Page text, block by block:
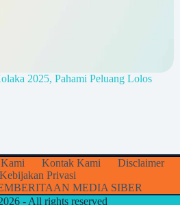
2025, Pahami Peluang Lolos
Kontak Kami
Disclaimer
Kebijakan Privasi
MEDIA SIBER
- All rights reserved